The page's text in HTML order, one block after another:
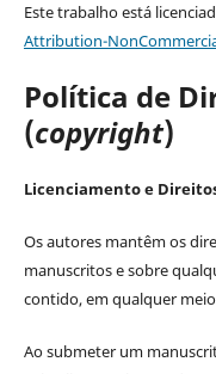
Este trabalho está
Attribution-
Política de
(copyright)
Licenciamento e
Os autores mantêm os
manuscritos e sobre
contido, em qualquer
Ao submeter um